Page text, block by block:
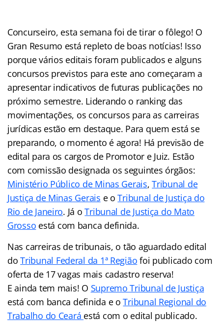
Concurseiro, esta semana foi de tirar o fôlego! O
Gran Resumo está repleto de boas notícias! Isso
porque vários editais foram publicados e alguns
concursos previstos para este ano começaram a
apresentar indicativos de futuras publicações no
próximo semestre. Liderando o ranking das
movimentações, os concursos para as carreiras
jurídicas estão em destaque. Para quem está se
preparando, o momento é agora! Há previsão de
edital para os cargos de Promotor e Juiz. Estão
com comissão designada os seguintes órgãos:
Ministério Público de Minas Gerais,Tribunal de
Justiça de Minas Gerais e oTribunal de Justiça do
Rio de Janeiro. Já oTribunal de Justiça do Mato
Grosso está com banca definida.
Nas carreiras de tribunais, o tão aguardado edital
doTribunal Federal da 1ª Região foi publicado com
oferta de 17 vagas mais cadastro reserva!
E ainda tem mais! O Supremo Tribunal de Justiça
está com banca definida e oTribunal Regional do
Trabalho do Ceará está com o edital publicado.